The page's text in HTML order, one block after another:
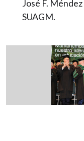
José F.
SUAGM.